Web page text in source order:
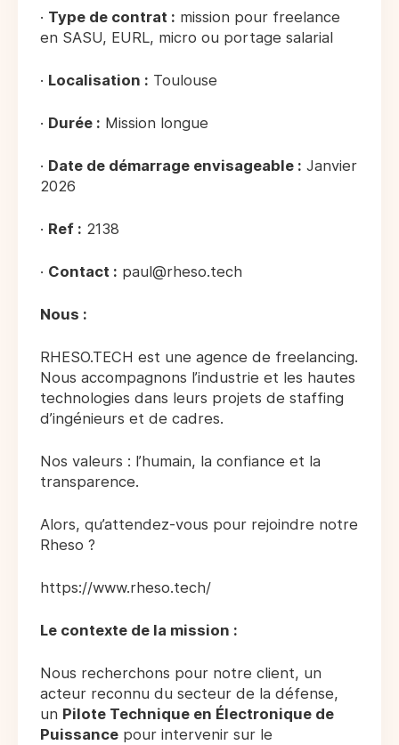
· Type de contrat : mission pour freelance
en SASU, EURL, micro ou portage salarial
· Localisation : Toulouse
· Durée : Mission longue
· Date de démarrage envisageable : Janvier
2026
· Ref : 2138
· Contact : paul@rheso.tech
Nous :
RHESO.TECH est une agence de freelancing.
Nous accompagnons l’industrie et les hautes
technologies dans leurs projets de staffing
d’ingénieurs et de cadres.
Nos valeurs : l’humain, la confiance et la
transparence.
Alors, qu’attendez-vous pour rejoindre notre
Rheso ?
https://www.rheso.tech/
Le contexte de la mission :
Nous recherchons pour notre client, un
acteur reconnu du secteur de la défense,
un Pilote Technique en Électronique de
Puissance pour intervenir sur le